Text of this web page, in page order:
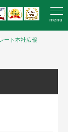
menu
ート本社広報